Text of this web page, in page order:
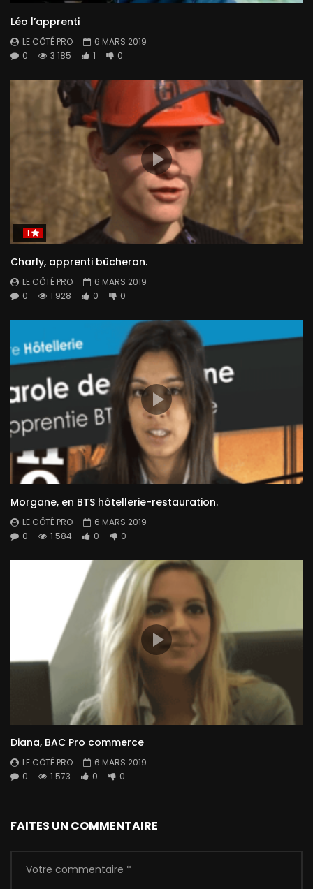
Léo l’apprenti
LE CÔTÉ PRO
6 MARS 2019
0
3 185 1 0
1
Charly, apprenti bûcheron.
LE CÔTÉ PRO
6 MARS 2019
0
1 928 0 0
Morgane, en BTS hôtellerie-restauration.
LE CÔTÉ PRO
6 MARS 2019
0
1 584 0 0
Diana, BAC Pro commerce
LE CÔTÉ PRO
6 MARS 2019
0
1 573 0 0
FAITES UN COMMENTAIRE